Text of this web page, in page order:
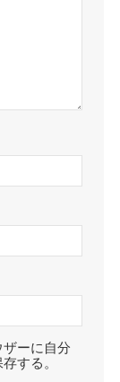
ーに自分
する。